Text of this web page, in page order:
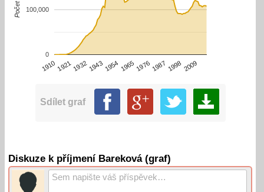
1910 1921193219431954 1965 1976 1987 19982009
0
100,000
Počet
Sdílet graf
Diskuze k příjmení Bareková (graf)